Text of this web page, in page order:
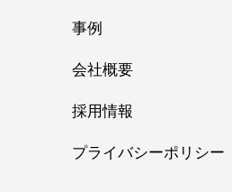
事例
会社概要
採用情報
プライバシーポリシー